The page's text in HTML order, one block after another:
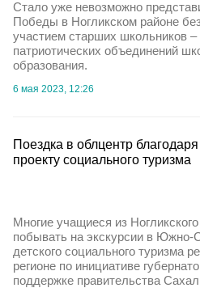
Стало уже невозможно
Победы в Ногликском районе
участием старших школьников –
патриотических объединений
образования.
6 мая 2023, 12:26
Поездка в облцентр благодаря
проекту социального туризма
Многие учащиеся из
побывать на экскурсии в Южно-
детского социального туризма
регионе по инициативе
поддержке правительства